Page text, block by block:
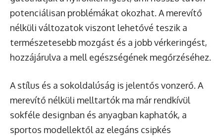
potenciálisan problémákat okozhat. A merevítő
nélküli változatok viszont lehetővé teszik a
természetesebb mozgást és a jobb vérkeringést,
hozzájárulva a mell egészségének megőrzéséhez.
A stílus és a sokoldalúság is jelentős vonzerő. A
merevítő nélküli melltartók ma már rendkívül
sokféle designban és anyagban kaphatók, a
sportos modellektől az elegáns csipkés